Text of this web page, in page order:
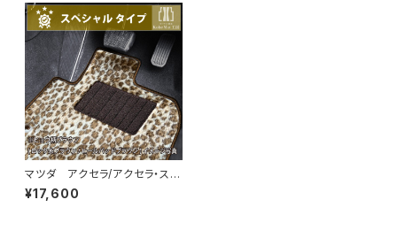
マツダ アクセラ/アクセラ・スポ
ーツ/アクセラハイブリッド H2
1/6〜R1/5 BL系・BM系 フ
¥17,600